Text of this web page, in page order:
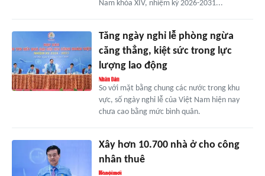
Nam khóa XIV, nhiệm kỳ 2026-2031...
Tăng ngày nghỉ lễ phòng ngừa
căng thẳng, kiệt sức trong lực
lượng lao động
So với mặt bằng chung các nước trong khu
vực, số ngày nghỉ lễ của Việt Nam hiện nay
chưa cao bằng mức bình quân.
Xây hơn 10.700 nhà ở cho công
nhân thuê